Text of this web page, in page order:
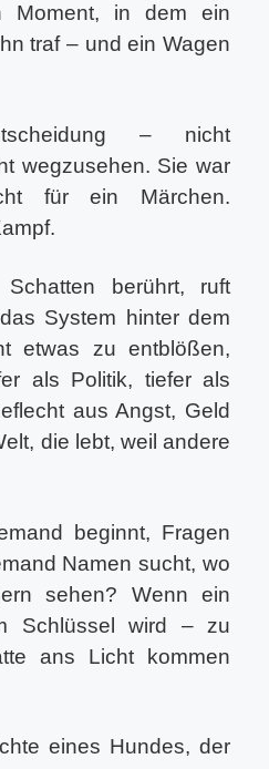
Moment, in dem ein
traf – und ein Wagen
– nicht
wegzusehen. Sie war
für ein Märchen.
berührt, ruft
System hinter dem
etwas zu entblößen,
als Politik, tiefer als
aus Angst, Geld
die lebt, weil andere
beginnt, Fragen
Namen sucht, wo
sehen? Wenn ein
Schlüssel wird – zu
ans Licht kommen
eines Hundes, der